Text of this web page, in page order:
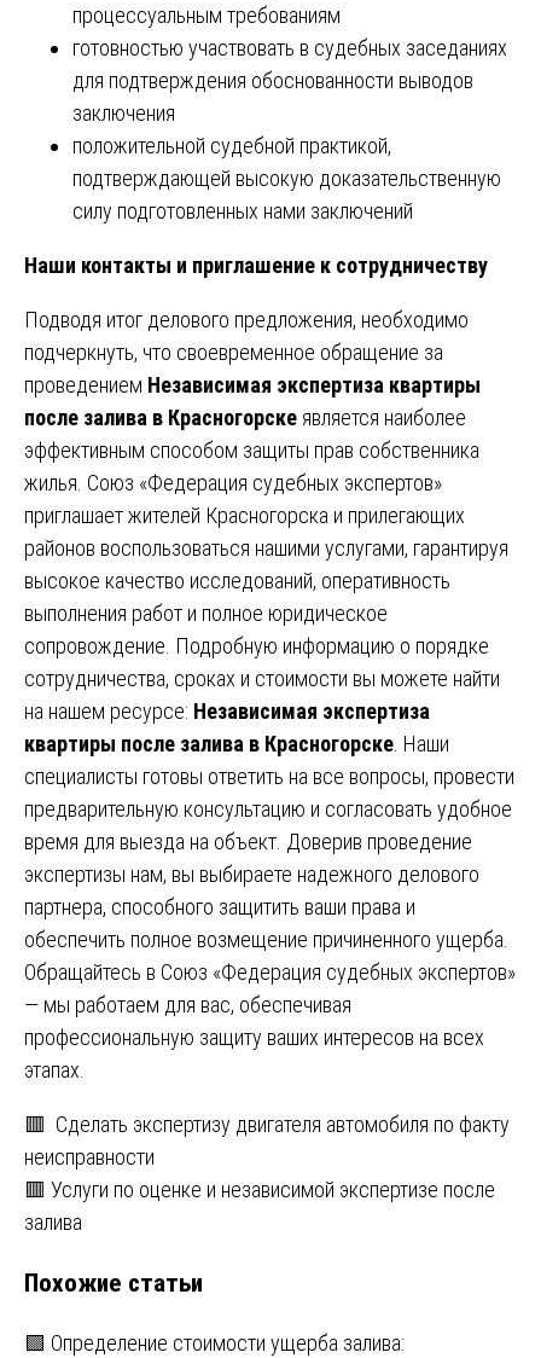
процессуальным требованиям
готовностью участвовать в судебных заседаниях
для подтверждения обоснованности выводов
заключения
положительной судебной практикой,
подтверждающей высокую доказательственную
силу подготовленных нами заключений
Наши контакты и приглашение к сотрудничеству
Подводя итог делового предложения, необходимо
подчеркнуть, что своевременное обращение за
проведением Независимая экспертиза квартиры
после залива в Красногорске является наиболее
эффективным способом защиты прав собственника
жилья. Союз «Федерация судебных экспертов»
приглашает жителей Красногорска и прилегающих
районов воспользоваться нашими услугами, гарантируя
высокое качество исследований, оперативность
выполнения работ и полное юридическое
сопровождение. Подробную информацию о порядке
сотрудничества, сроках и стоимости вы можете найти
на нашем ресурсе: Независимая экспертиза
квартиры после залива в Красногорске . Наши
специалисты готовы ответить на все вопросы, провести
предварительную консультацию и согласовать удобное
время для выезда на объект. Доверив проведение
экспертизы нам, вы выбираете надежного делового
партнера, способного защитить ваши права и
обеспечить полное возмещение причиненного ущерба.
Обращайтесь в Союз «Федерация судебных экспертов»
— мы работаем для вас, обеспечивая
профессиональную защиту ваших интересов на всех
этапах.
Навигация
по
записям
🟥 Сделать экспертизу двигателя автомобиля по факту
неисправности
🟥 Услуги по оценке и независимой экспертизе после
залива
Похожие статьи
🟩 Определение стоимости ущерба залива: